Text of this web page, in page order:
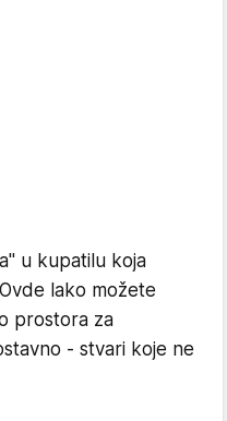
u kupatilu koja
lako možete
prostora za
- stvari koje ne